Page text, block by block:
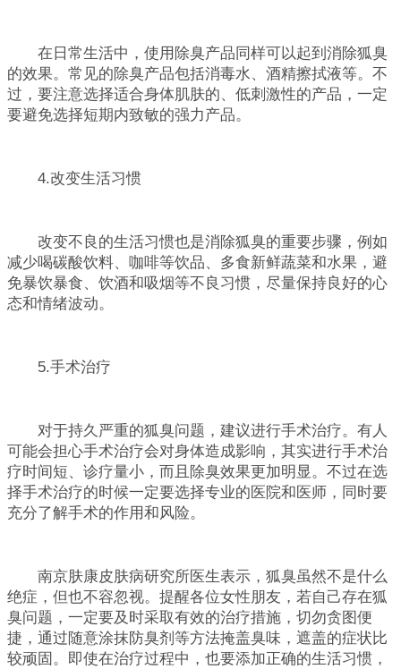
在日常生活中，使用除臭产品同样可以起到消除狐臭
的效果。常见的除臭产品包括消毒水、酒精擦拭液等。不
过，要注意选择适合身体肌肤的、低刺激性的产品，一定
要避免选择短期内致敏的强力产品。
4.改变生活习惯
改变不良的生活习惯也是消除狐臭的重要步骤，例如
减少喝碳酸饮料、咖啡等饮品、多食新鲜蔬菜和水果，避
免暴饮暴食、饮酒和吸烟等不良习惯，尽量保持良好的心
态和情绪波动。
5.手术治疗
对于持久严重的狐臭问题，建议进行手术治疗。有人
可能会担心手术治疗会对身体造成影响，其实进行手术治
疗时间短、诊疗量小，而且除臭效果更加明显。不过在选
择手术治疗的时候一定要选择专业的医院和医师，同时要
充分了解手术的作用和风险。
南京肤康皮肤病研究所医生表示，狐臭虽然不是什么
绝症，但也不容忽视。提醒各位女性朋友，若自己存在狐
臭问题，一定要及时采取有效的治疗措施，切勿贪图便
捷，通过随意涂抹防臭剂等方法掩盖臭味，遮盖的症状比
较顽固。即使在治疗过程中，也要添加正确的生活习惯，